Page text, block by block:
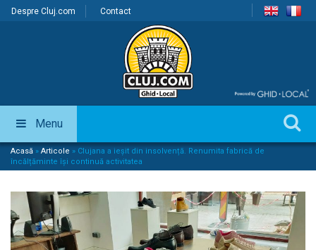
Despre Cluj.com Contact
Menu
Acasă » Articole » Clujana a ieșit din insolvență. Renumita fabrică de
încălțăminte își continuă activitatea